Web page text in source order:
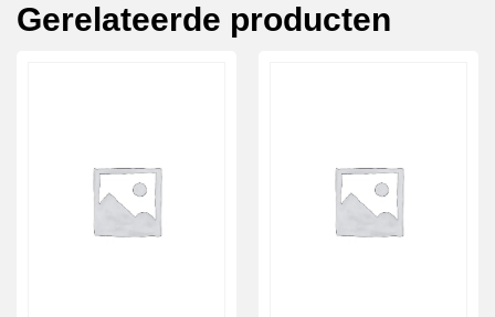
Gerelateerde producten